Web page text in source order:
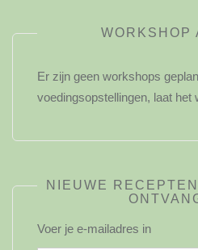
WORKSHOP
Er zijn geen workshops
voedingsopstellingen, laat het
NIEUWE
Voer je e-mailadres in